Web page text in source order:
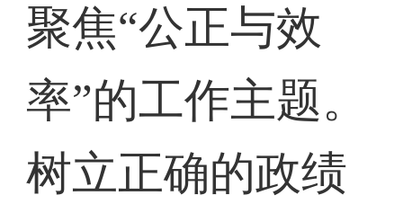
聚焦“公正与效
率”的工作主题。
树立正确的政绩